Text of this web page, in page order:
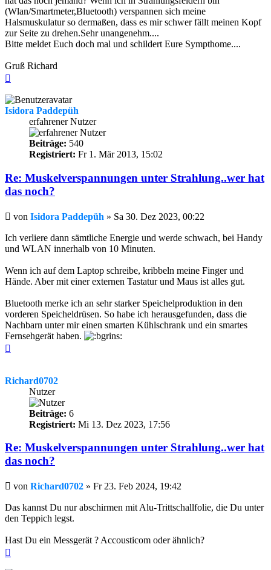
(Wlan/Smartmeter,Bluetooth) verspannen sich meine
Halsmuskulatur so dermaßen, dass es mir schwer fällt meinen Kopf
zur Seite zu drehen.Sehr unangenehm....
Bitte meldet Euch doch mal und schildert Eure Sympthome....
Gruß Richard
Isidora Paddepüh
erfahrener Nutzer
Beiträge: 540
Registriert: Fr 1. Mär 2013, 15:02
Re: Muskelverspannungen unter Strahlung..wer hat
das noch?
Beitrag
von Isidora Paddepüh » Sa 30. Dez 2023, 00:22
Ich verliere dann sämtliche Energie und werde schwach, bei Handy
und WLAN innerhalb von 10 Minuten.
Wenn ich auf dem Laptop schreibe, kribbeln meine Finger und
Hände. Aber mit einer externen Tastatur und Maus ist alles gut.
Bluetooth merke ich an sehr starker Speichelproduktion in den
vorderen Speicheldrüsen. So habe ich herausgefunden, dass die
Nachbarn unter mir einen smarten Kühlschrank und ein smartes
Fernsehgerät haben.
Richard0702
Nutzer
Beiträge: 6
Registriert: Mi 13. Dez 2023, 17:56
Re: Muskelverspannungen unter Strahlung..wer hat
das noch?
Beitrag
von Richard0702 » Fr 23. Feb 2024, 19:42
Das kannst Du nur abschirmen mit Alu-Trittschallfolie, die Du unter
den Teppich legst.
Hast Du ein Messgerät ? Accousticom oder ähnlich?